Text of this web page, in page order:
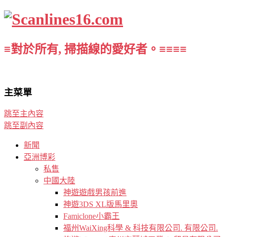
≡對於所有, 掃描線的愛好者。≡≡≡≡
主菜單
跳至主內容
跳至副內容
新聞
亞洲博彩
私售
中國大陸
神遊遊戲男孩前進
神遊3DS XL版馬里奧
Famiclone小霸王
福州WaiXing科學 & 科技有限公司. 有限公司.